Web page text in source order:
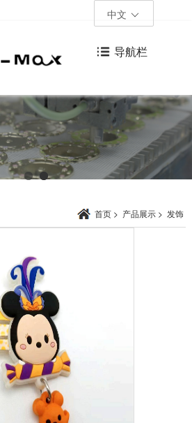
中文
导航栏
首页 > 产品展示 > 发饰